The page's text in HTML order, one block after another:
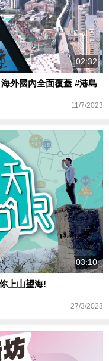
02:32
外國內全面覆蓋 #港島
11/7/2023
03:10
上山望海!
27/3/2023